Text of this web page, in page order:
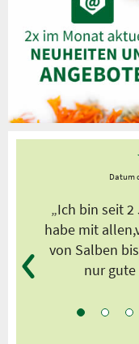
Datum
„Ich bin seit
habe mit
von Salben
nur gute